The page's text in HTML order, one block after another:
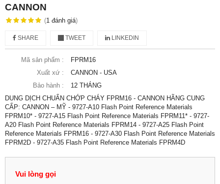
CANNON
(1 đánh giá)
SHARE TWEET LINKEDIN
Mã sản phẩm :
FPRM16
Xuất xứ :
CANNON - USA
Bảo hành :
12 THÁNG
DUNG DỊCH CHUẨN CHỚP CHÁY FPRM16 - CANNON HÃNG CUNG
CẤP: CANNON – MỸ - 9727-A10 Flash Point Reference Materials
FPRM10* - 9727-A15 Flash Point Reference Materials FPRM11* - 9727-
A20 Flash Point Reference Materials FPRM14 - 9727-A25 Flash Point
Reference Materials FPRM16 - 9727-A30 Flash Point Reference Materials
FPRM2D - 9727-A35 Flash Point Reference Materials FPRM4D
Vui lòng gọi